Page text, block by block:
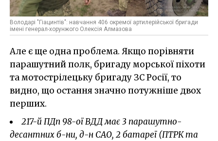
Володарі "Гіацинтів": навчання 406 окремої артилерійської бригади
імені генерал-хорунжого Олексія Алмазова
Але є ще одна проблема. Якщо порівняти
парашутний полк, бригаду морської піхоти
та мотострілецьку бригаду ЗС Росії, то
видно, що остання значно потужніше двох
перших.
217-й ПДп 98-ої ВДД має 3 парашутно-
десантних б-ни, д-н САО, 2 батареї (ПТРК та